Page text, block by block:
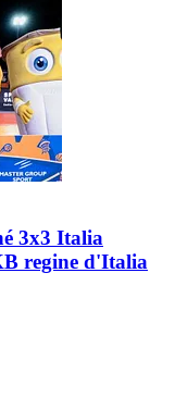
3x3 Italia
regine d'Italia